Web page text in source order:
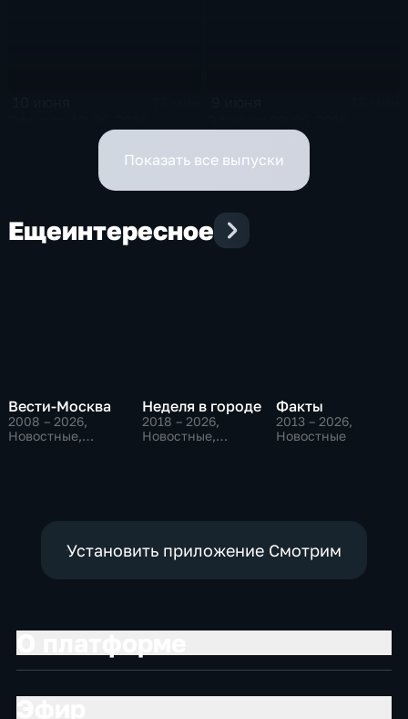
Показать все выпуски
Ещеинтересное
Вести-Москва
2008 – 2026,
Новостные,
Неделя в городе
2018 – 2026,
Новостные,
Факты
2013 – 2026,
Новостные
Установить приложение Смотрим